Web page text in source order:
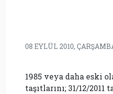
08 EYLÜL 2010,
1985 veya daha eski
taşıtlarını; 31/12/